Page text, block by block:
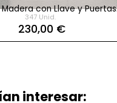
con Llave y Puertas
h74,5 cm de Kesta
347 Unid.
230,00 €
interesar:​